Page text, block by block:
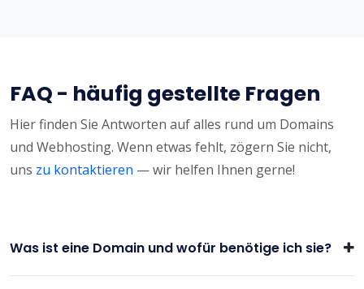
FAQ - häufig gestellte Fragen
Hier finden Sie Antworten auf alles rund um Domains
und Webhosting. Wenn etwas fehlt, zögern Sie nicht,
uns zu kontaktieren — wir helfen Ihnen gerne!
Was ist eine Domain und wofür benötige ich sie?